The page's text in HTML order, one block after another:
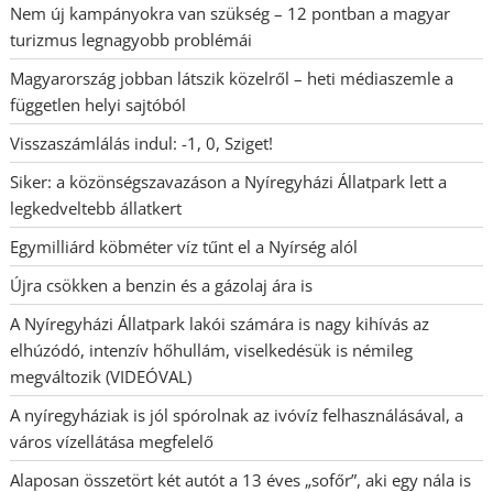
Nem új kampányokra van szükség – 12 pontban a magyar
turizmus legnagyobb problémái
Magyarország jobban látszik közelről – heti médiaszemle a
független helyi sajtóból
Visszaszámlálás indul: -1, 0, Sziget!
Siker: a közönségszavazáson a Nyíregyházi Állatpark lett a
legkedveltebb állatkert
Egymilliárd köbméter víz tűnt el a Nyírség alól
Újra csökken a benzin és a gázolaj ára is
A Nyíregyházi Állatpark lakói számára is nagy kihívás az
elhúzódó, intenzív hőhullám, viselkedésük is némileg
megváltozik (VIDEÓVAL)
A nyíregyháziak is jól spórolnak az ivóvíz felhasználásával, a
város vízellátása megfelelő
Alaposan összetört két autót a 13 éves „sofőr”, aki egy nála is